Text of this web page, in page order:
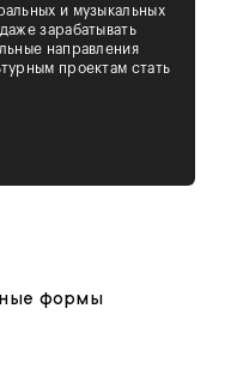
и музыкальных
зарабатывать
направления
проектам стать
формы